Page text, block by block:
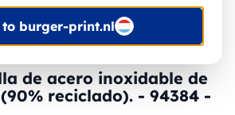
to burger-print.nl
DTF
de acero inoxidable de
reciclado). - 94384 -